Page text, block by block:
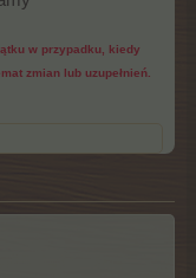
w przypadku, kiedy
zmian lub uzupełnień.